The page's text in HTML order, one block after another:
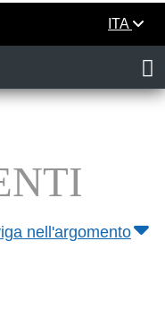
ITA
nell'argomento